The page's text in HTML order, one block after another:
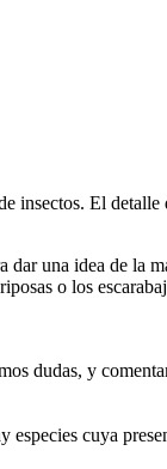
insectos. El detalle
dar una idea de la
o los
dudas, y
especies cuya